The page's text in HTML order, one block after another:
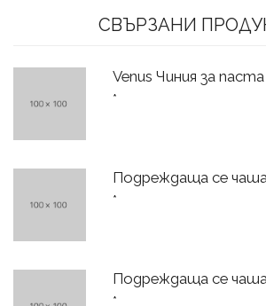
СВЪРЗАНИ
Venus Чиния за
*
Подреждаща се чаша
*
Подреждаща се
*